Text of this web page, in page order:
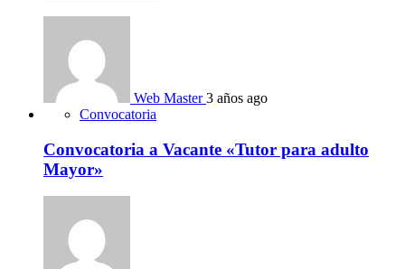
Web Master 3 años ago
Convocatoria
Convocatoria a Vacante «Tutor para adulto
Mayor»